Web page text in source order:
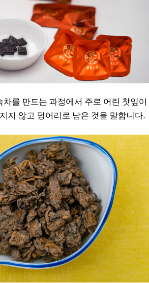
를 만드는 과정에서 주로 어린 찻잎이
지 않고 덩어리로 남은 것을 말합니다.